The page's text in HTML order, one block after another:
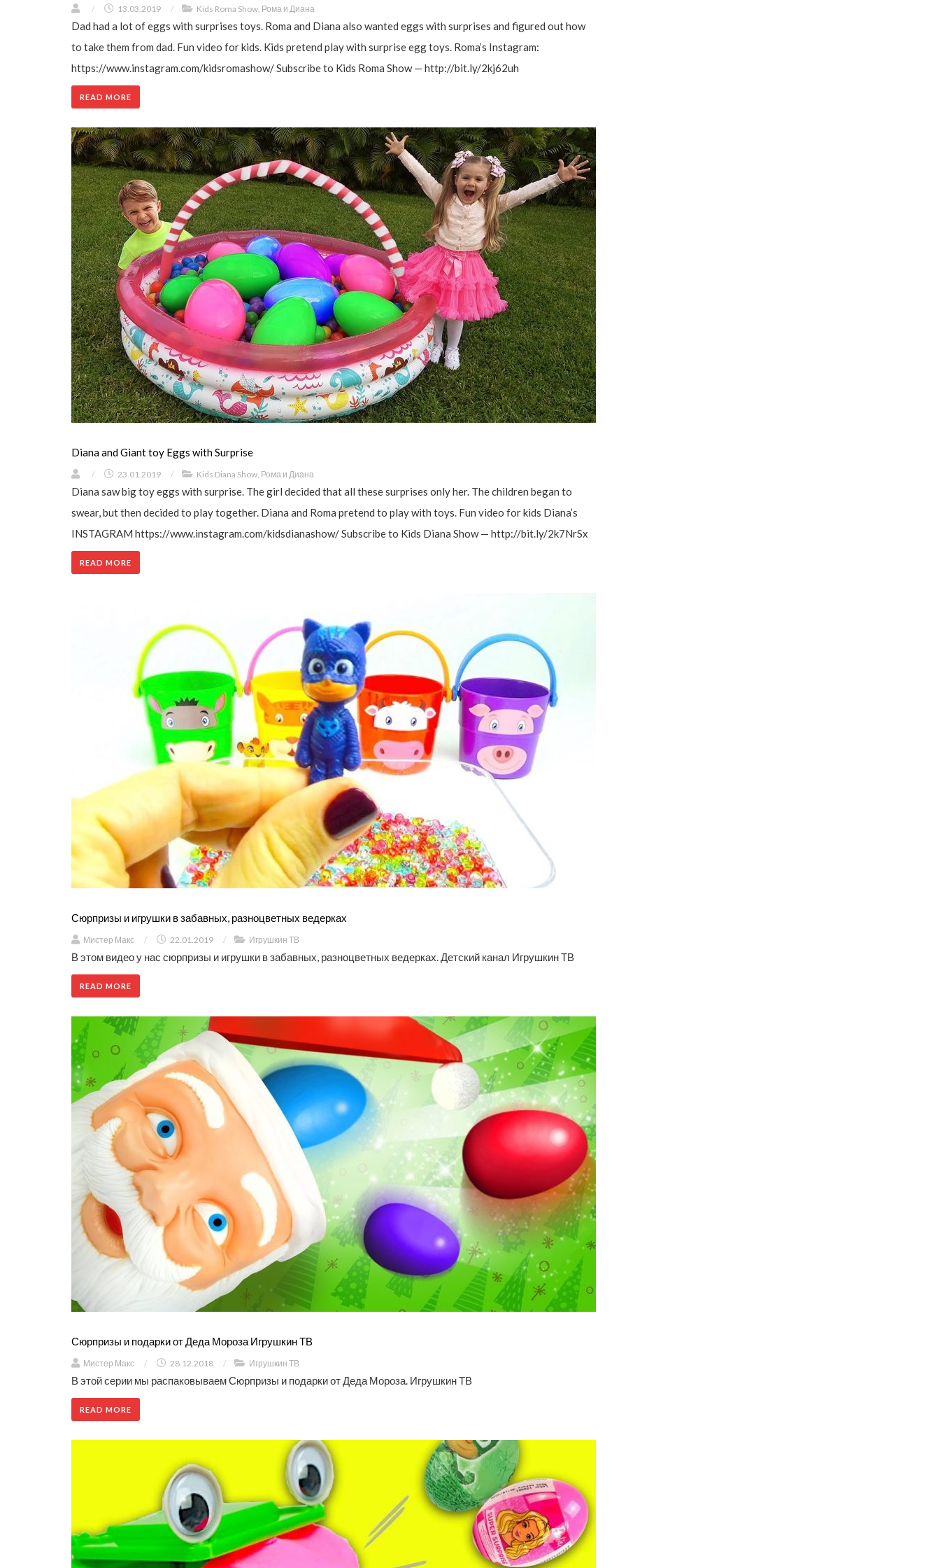
/ 13.03.2019 / Kids Roma Show Рома и Диана
Dad had a lot of eggs with surprises toys. Roma and Diana also wanted eggs with surprises and figured out how
to take them from dad. Fun video for kids. Kids pretend play with surprise egg toys. Roma’s Instagram:
https://www.instagram.com/kidsromashow/ Subscribe to Kids Roma Show — http://bit.ly/2kj62uh
READ MORE
Diana and Giant toy Eggs with Surprise
/ 23.01.2019 / Kids Diana Show Рома и Диана
Diana saw big toy eggs with surprise. The girl decided that all these surprises only her. The children began to
swear, but then decided to play together. Diana and Roma pretend to play with toys. Fun video for kids Diana’s
INSTAGRAM https://www.instagram.com/kidsdianashow/ Subscribe to Kids Diana Show — http://bit.ly/2k7NrSx
READ MORE
Сюрпризы и игрушки в забавных, разноцветных ведерках
Мистер Макс / 22.01.2019 / Игрушкин ТВ
В этом видео у нас сюрпризы и игрушки в забавных, разноцветных ведерках. Детский канал Игрушкин ТВ
READ MORE
Сюрпризы и подарки от Деда Мороза Игрушкин ТВ
Мистер Макс / 28.12.2018 / Игрушкин ТВ
В этой серии мы распаковываем Сюрпризы и подарки от Деда Мороза. Игрушкин ТВ
READ MORE